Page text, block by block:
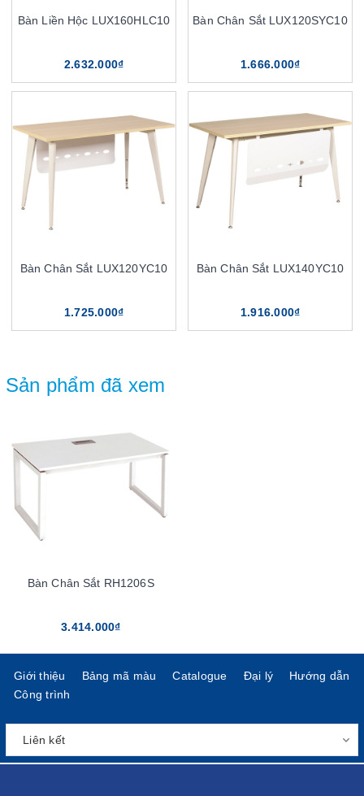
Bàn Liền Hộc LUX160HLC10
2.632.000₫
Bàn Chân Sắt LUX120SYC10
1.666.000₫
Bàn Chân Sắt LUX120YC10
1.725.000₫
Bàn Chân Sắt LUX140YC10
1.916.000₫
Sản phẩm đã xem
Bàn Chân Sắt RH1206S
3.414.000₫
Giới thiệu Bảng mã màu Catalogue Đại lý
Hướng dẫn
Công trình